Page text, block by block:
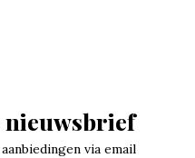
nieuwsbrief
via email